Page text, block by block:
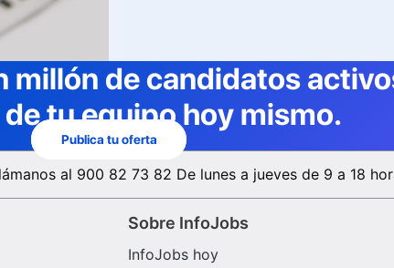
millón de candidatos
tu equipo hoy mismo.
Publica tu oferta
al 900 82 73 82 De lunes a jueves de 9 a 18
Sobre InfoJobs
InfoJobs hoy